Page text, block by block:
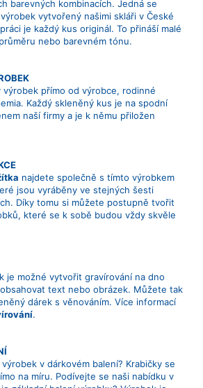
barevných kombinacích. Jedná se
vytvořený našimi skláři v České
je každý kus originál. To přináší malé
nebo barevném tónu.
přímo od výrobce, rodinné
Každý skleněný kus je na spodní
naší firmy a je k němu přiložen
najdete společně s tímto výrobkem
jsou vyráběny ve stejných šesti
Díky tomu si můžete postupně tvořit
které se k sobě budou vždy skvěle
je možné vytvořit gravírování na dno
text nebo obrázek. Můžete tak
dárek s věnováním. Více informací
.
v dárkovém balení? Krabičky se
na míru. Podívejte se naši nabídku v